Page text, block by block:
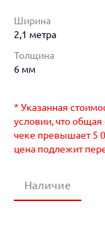
Ширина
2,1 метра
Толщина
6 мм
* Указанная
условии, что
чеке превышает 5
цена подлежит
Наличие